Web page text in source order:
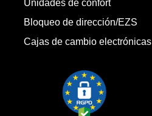
Unidades de confort
Bloqueo de dirección/EZS
Cajas de cambio electrónicas